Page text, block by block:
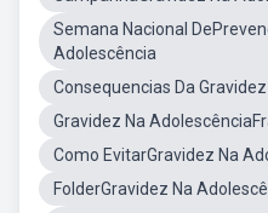
Semana Nacional
Adolescência
Consequencias Da
Gravidez Na
Como EvitarGravidez Na
FolderGravidez Na